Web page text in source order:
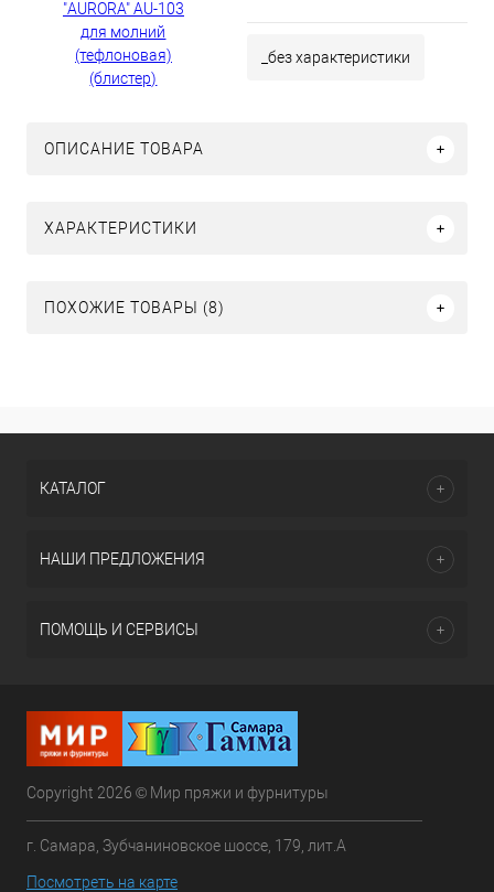
_без характеристики
ОПИСАНИЕ ТОВАРА
ХАРАКТЕРИСТИКИ
ПОХОЖИЕ ТОВАРЫ (8)
КАТАЛОГ
НАШИ ПРЕДЛОЖЕНИЯ
ПОМОЩЬ И СЕРВИСЫ
Copyright 2026 © Мир пряжи и фурнитуры
г. Самара, Зубчаниновское шоссе, 179, лит.А
Посмотреть на карте